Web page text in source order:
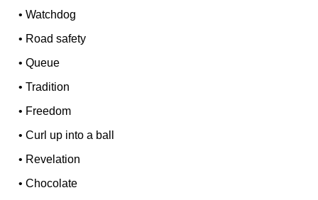
•Watchdog
• Road safety
•Queue
•Tradition
• Freedom
•Curl up into a ball
• Revelation
•Chocolate